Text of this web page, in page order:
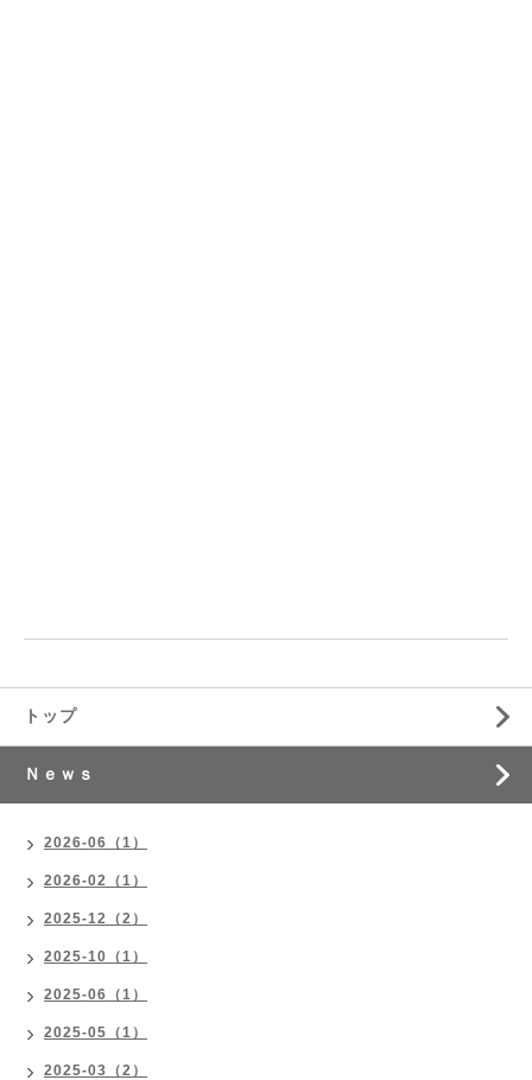
トップ
Ｎｅｗｓ
2026-06（1）
2026-02（1）
2025-12（2）
2025-10（1）
2025-06（1）
2025-05（1）
2025-03（2）